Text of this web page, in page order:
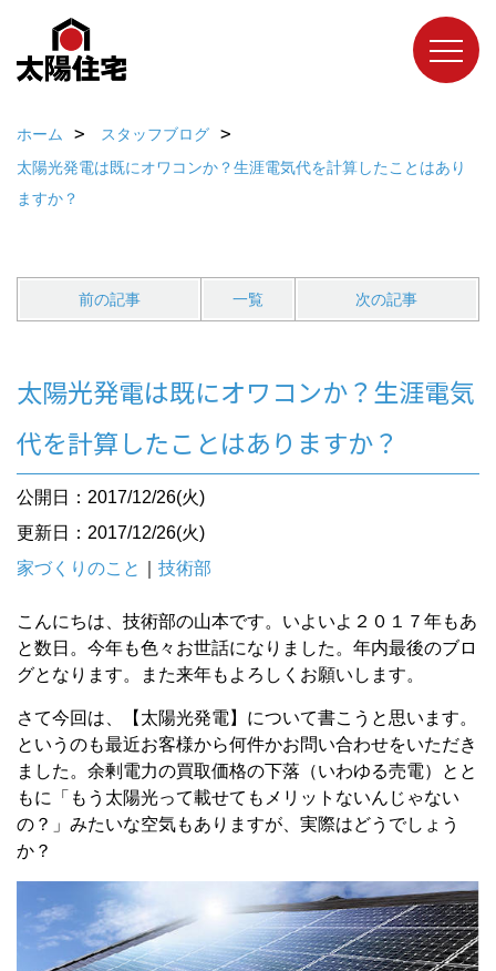
ホーム
スタッフブログ
太陽光発電は既にオワコンか？生涯電気代を計算したことはあり
ますか？
前の記事 一覧 次の記事
太陽光発電は既にオワコンか？生涯電気
代を計算したことはありますか？
公開日：2017/12/26(火)
更新日：2017/12/26(火)
家づくりのこと
技術部
こんにちは、技術部の山本です。いよいよ２０１７年もあ
と数日。今年も色々お世話になりました。年内最後のブロ
グとなります。また来年もよろしくお願いします。
さて今回は、【太陽光発電】について書こうと思います。
というのも最近お客様から何件かお問い合わせをいただき
ました。余剰電力の買取価格の下落（いわゆる売電）とと
もに「もう太陽光って載せてもメリットないんじゃない
の？」みたいな空気もありますが、実際はどうでしょう
か？